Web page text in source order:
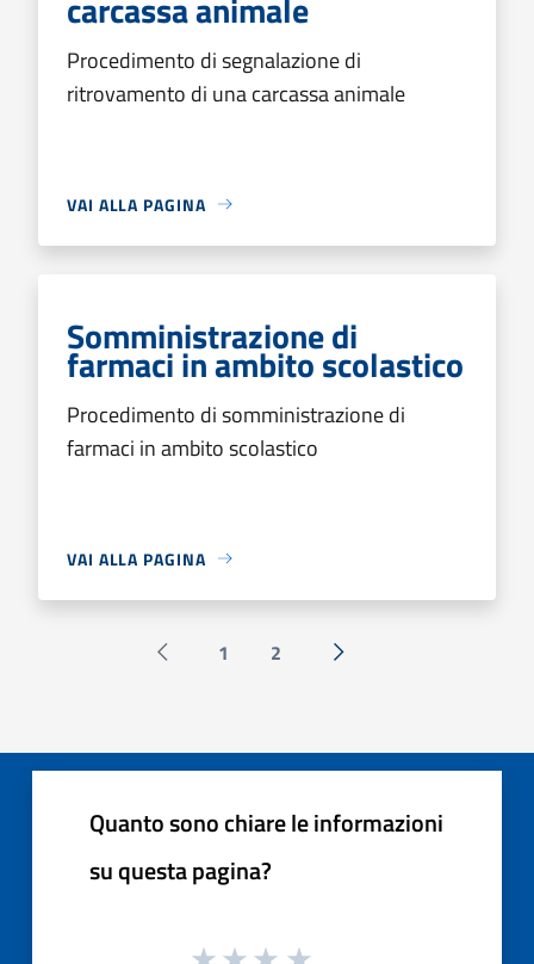
Procedimento di segnalazione di
ritrovamento di una carcassa animale
VAI ALLA PAGINA
Somministrazione di
farmaci in ambito scolastico
Procedimento di somministrazione di
farmaci in ambito scolastico
VAI ALLA PAGINA
Pagina precedente
1 2
Successiva »
Quanto sono chiare le informazioni
su questa pagina?